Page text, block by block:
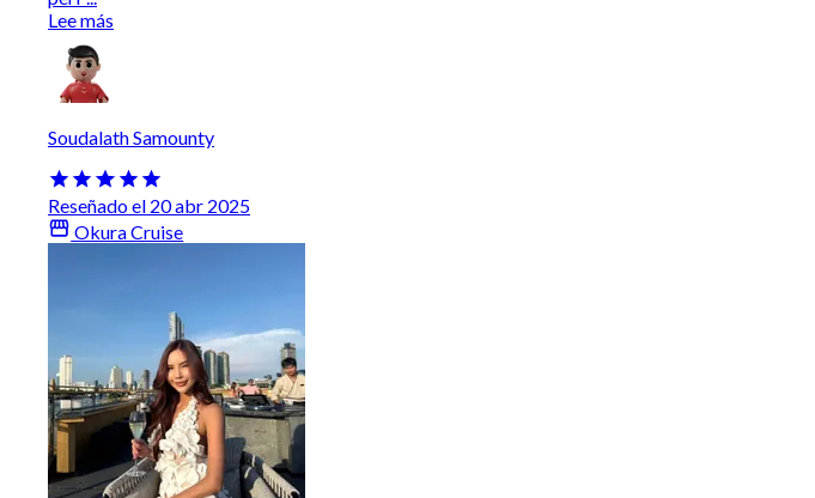
Lee más
Soudalath Samounty
Reseñado el 20 abr 2025
Okura Cruise